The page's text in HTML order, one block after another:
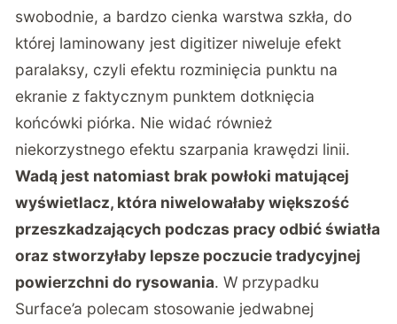
swobodnie, a bardzo cienka warstwa szkła, do
której laminowany jest digitizer niweluje efekt
paralaksy, czyli efektu rozminięcia punktu na
ekranie z faktycznym punktem dotknięcia
końcówki piórka. Nie widać również
niekorzystnego efektu szarpania krawędzi linii.
Wadą jest natomiast brak powłoki matującej
wyświetlacz, która niwelowałaby większość
przeszkadzających podczas pracy odbić światła
oraz stworzyłaby lepsze poczucie tradycyjnej
powierzchni do rysowania. W przypadku
Surface’a polecam stosowanie jedwabnej